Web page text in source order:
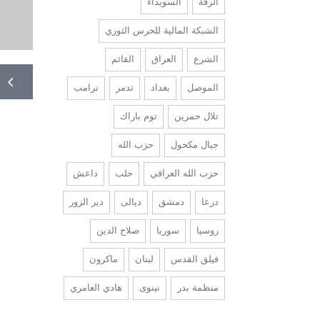
الشبكة المالية للحرس الثوري
الشرع العراق القائم
الموصل بغداد تدمر ترامب
تلال حمرين توم باراك
جبال مكحول حزب الله
حزب الله العراقي حلب داعش
درعا دمشق ديالى دير الزور
روسيا سوريا صلاح الدين
فيلق القدس لبنان ماكرون
منظمة بدر نينوى هادي العامري